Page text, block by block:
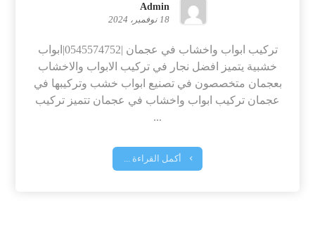
Admin
18 نوفمبر، 2024
تركيب ابواب واخشاب في عجمان |0545574752|ابواب
خشبية يتميز افضل نجار في تركيب الابواب والاخشاب
بعجمان متخصصون في تصنيع ابواب خشب وتركيبها في
عجمان تركيب ابواب واخشاب في عجمان تتميز تركيب
...
أكمل القراءة ...